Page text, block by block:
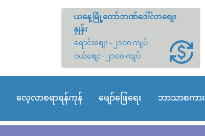
ယနေ့မြို့တော်ဘဏ်ဒေါ်လာစျေး
နှုန်း
ရောင်းစျေး - ၂၁၀၀ ကျပ်
ဝယ်စျေး - ၂၁၀၀ ကျပ်
လေ့လာစရာရန်ကုန် ဖျော်ဖြေရေး ဘာသာစကား